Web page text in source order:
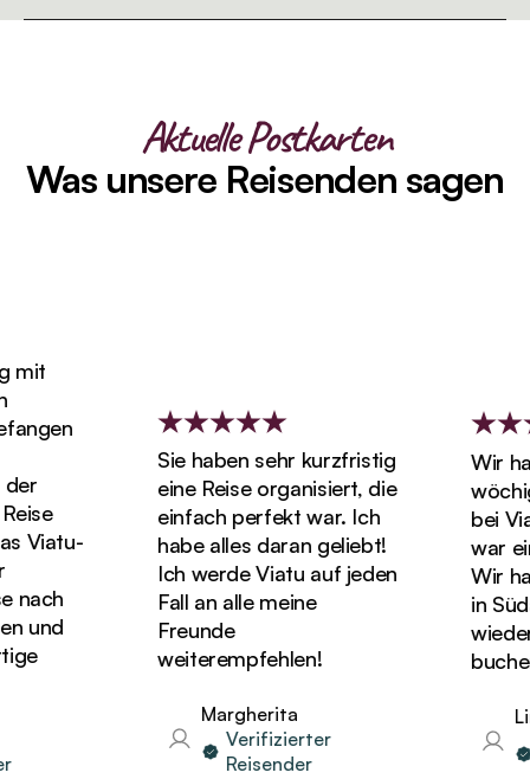
Aktuelle Postkarten
Was unsere Reisenden sagen
Viatu-
und
Sie haben sehr kurzfristig
eine Reise organisiert, die
einfach perfekt war. Ich
habe alles daran geliebt!
Ich werde Viatu auf jeden
Fall an alle meine
Freunde
weiterempfehlen!
Margherita
Verifizierter
Reisender
Wir
bei
war
Wir
in
wieder
buchen!